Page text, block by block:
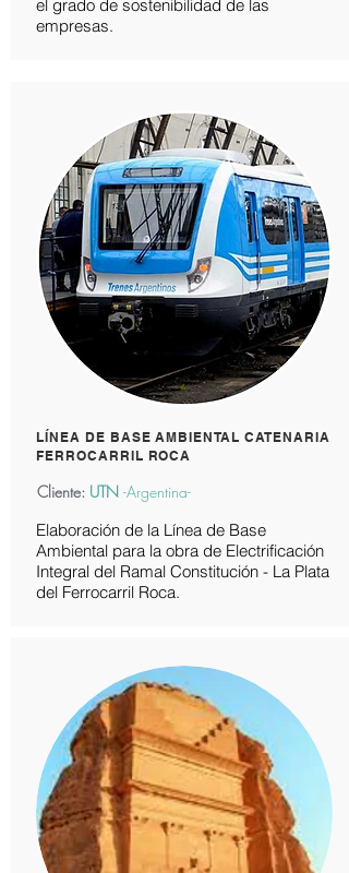
el grado de sostenibilidad de las
empresas.
LÍNEA DE BASE AMBIENTAL CATENARIA
FERROCARRIL ROCA
Cliente: UTN -Argentina-
Elaboración de la Línea de Base
Ambiental para la obra de Electrificación
Integral del Ramal Constitución - La Plata
del Ferrocarril Roca.
The trial's over, but the show must go
on! 🎬 Upgrade now to keep your web
masterpiece in the spotlight.